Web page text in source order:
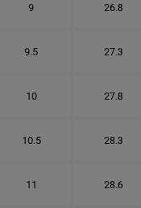
9 26.8
9.5 27.3
10 27.8
10.5 28.3
11 28.6